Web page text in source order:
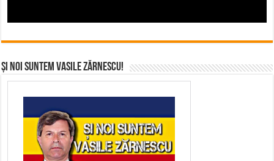
Și noi suntem Vasile Zărnescu!